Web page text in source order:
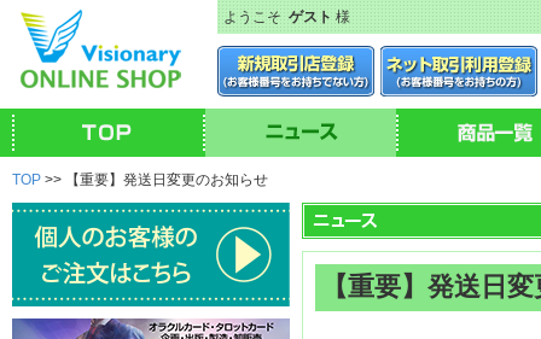
ようこそゲスト様
TOP >> 【重要】発送日変更のお知らせ
【重要】発送日